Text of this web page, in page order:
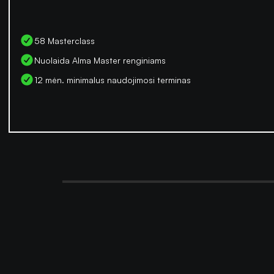
58 Masterclass
Nuolaida Alma Master renginiams
12 mėn. minimalus naudojimosi terminas